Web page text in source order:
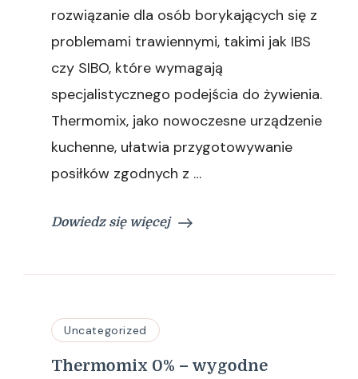
Skuteczność
Przestrzeganiu
Diet.
rozwiązanie dla osób borykających się z
problemami trawiennymi, takimi jak IBS
czy SIBO, które wymagają
specjalistycznego podejścia do żywienia.
Thermomix, jako nowoczesne urządzenie
kuchenne, ułatwia przygotowywanie
posiłków zgodnych z …
Dowiedz się więcej
Uncategorized
Thermomix 0% – wygodne